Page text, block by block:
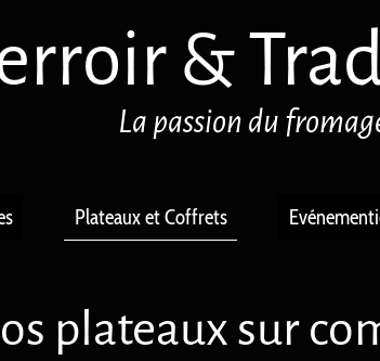
&
Plateaux et Coffrets
La passion du
plateaux sur